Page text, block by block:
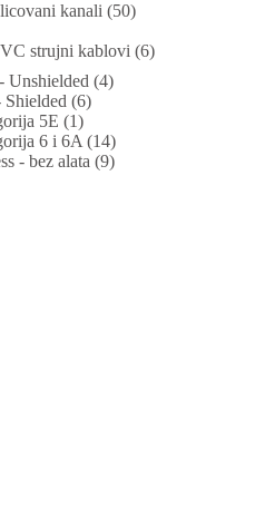
kanali (50)
strujni kablovi (6)
Unshielded (4)
Shielded (6)
5E (1)
6 i 6A (14)
- bez alata (9)